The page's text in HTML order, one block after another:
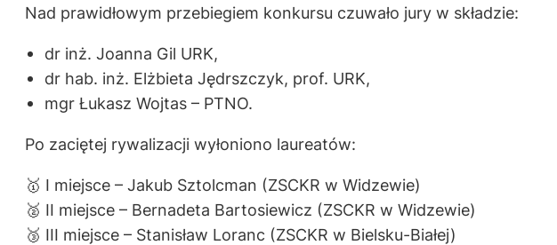
Nad prawidłowym przebiegiem konkursu czuwało jury w składzie:
dr inż. Joanna Gil URK,
dr hab. inż. Elżbieta Jędrszczyk, prof. URK,
mgr Łukasz Wojtas – PTNO.
Po zaciętej rywalizacji wyłoniono laureatów:
🥇 I miejsce – Jakub Sztolcman (ZSCKR w Widzewie)
🥈 II miejsce – Bernadeta Bartosiewicz (ZSCKR w Widzewie)
🥉 III miejsce – Stanisław Loranc (ZSCKR w Bielsku-Białej)